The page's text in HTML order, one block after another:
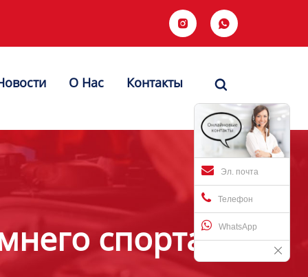
 
О Hас Контакты 
Эл. почта
Телефон
WhatsApp
спорта